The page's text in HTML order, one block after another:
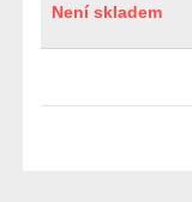
Není skladem